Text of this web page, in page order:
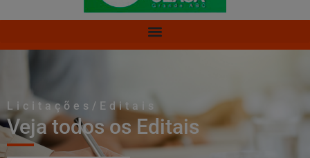
Licitações/Editais
Veja todos os Editais